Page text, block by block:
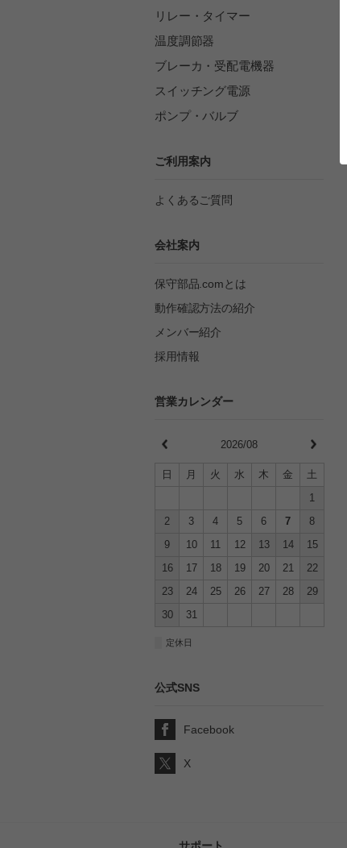
リレー・タイマー
温度調節器
ブレーカ・受配電機器
スイッチング電源
ポンプ・バルブ
ご利用案内
よくあるご質問
会社案内
保守部品.comとは
動作確認方法の紹介
メンバー紹介
採用情報
営業カレンダー
2026/08
日 月 火 水 木 金
土
1
2
3 4 5 6 7
8
9
10 11 12 13 14
15
16
17 18 19 20 21
22
23
24 25 26 27 28
29
30
31
定休日
公式SNS
Facebook
X
サポート